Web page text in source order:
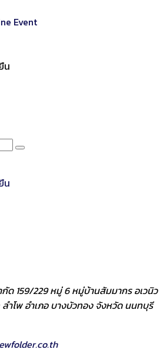
Event
น
น
ด 159/229 หมู่ 6 หมู่บ้านสัมมากร อเวนิว
โพ อำเภอ บางบัวทอง จังหวัด นนทบุรี